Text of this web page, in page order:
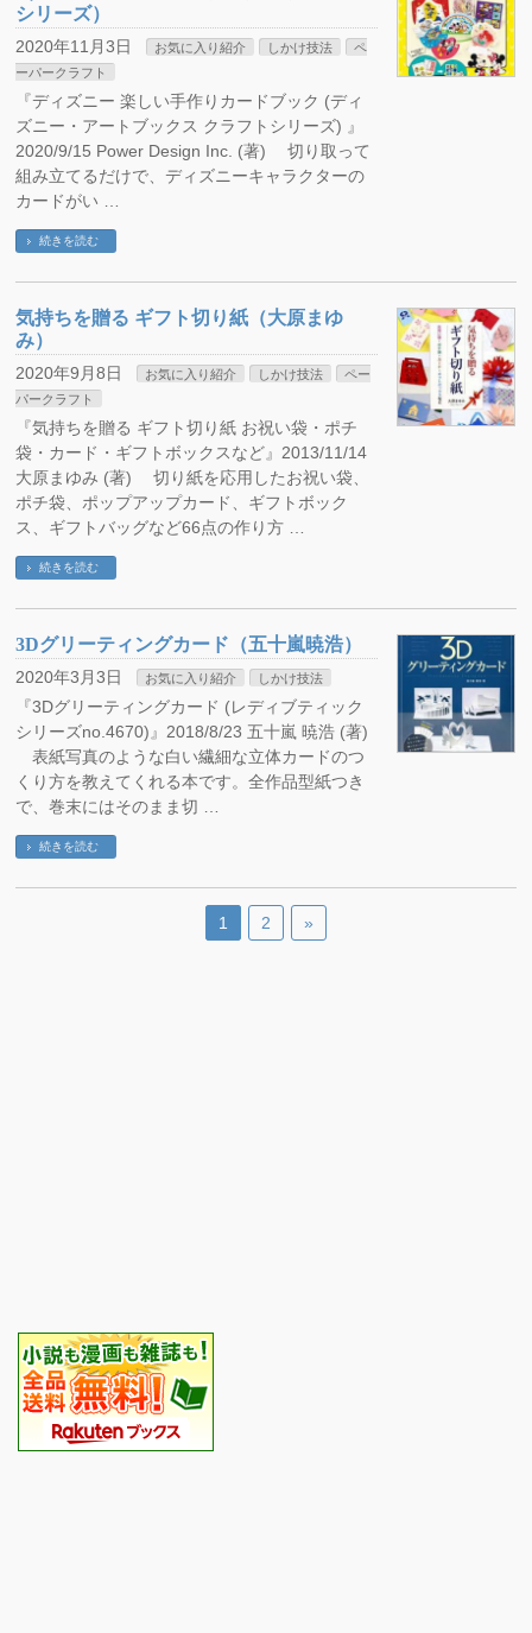
シリーズ）
2020年11月3日 お気に入り紹介 しかけ技法
ペ
ーパークラフト
『ディズニー 楽しい手作りカードブック (ディ
ズニー・アートブックス クラフトシリーズ) 』
2020/9/15 Power Design Inc. (著) 切り取って
組み立てるだけで、ディズニーキャラクターの
カードがい …
続きを読む
気持ちを贈る ギフト切り紙（大原まゆ
み）
2020年9月8日 お気に入り紹介 しかけ技法
ペー
パークラフト
『気持ちを贈る ギフト切り紙 お祝い袋・ポチ
袋・カード・ギフトボックスなど』2013/11/14
大原まゆみ (著) 切り紙を応用したお祝い袋、
ポチ袋、ポップアップカード、ギフトボック
ス、ギフトバッグなど66点の作り方 …
続きを読む
3Dグリーティングカード（五十嵐暁浩）
2020年3月3日 お気に入り紹介 しかけ技法
『3Dグリーティングカード (レディブティック
シリーズno.4670)』2018/8/23 五十嵐 暁浩 (著)
表紙写真のような白い繊細な立体カードのつ
くり方を教えてくれる本です。全作品型紙つき
で、巻末にはそのまま切 …
続きを読む
1 2 »